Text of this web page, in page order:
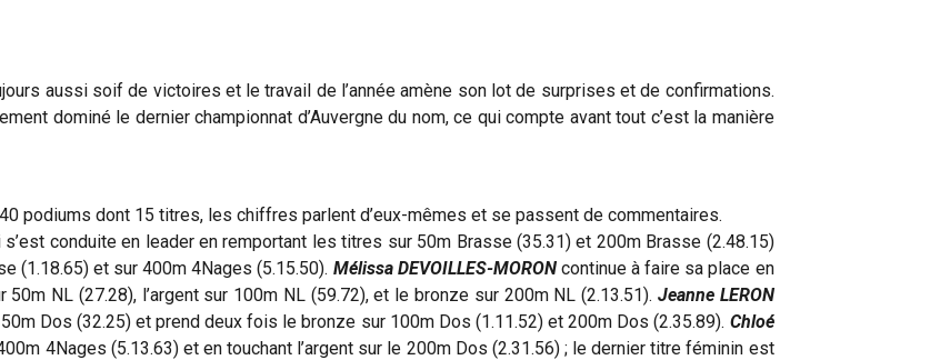
aussi soif de victoires et le travail de l’année amène son lot de surprises et de confirmations.
dominé le dernier championnat d’Auvergne du nom, ce qui compte avant tout c’est la manière
podiums dont 15 titres, les chiffres parlent d’eux-mêmes et se passent de commentaires.
s’est conduite en leader en remportant les titres sur 50m Brasse (35.31) et 200m Brasse (2.48.15)
(1.18.65) et sur 400m 4Nages (5.15.50). Mélissa DEVOILLES-MORONcontinue à faire sa place en
NL (27.28), l’argent sur 100m NL (59.72), et le bronze sur 200m NL (2.13.51). Jeanne LERON
Dos (32.25) et prend deux fois le bronze sur 100m Dos (1.11.52) et 200m Dos (2.35.89). Chloé
4Nages (5.13.63) et en touchant l’argent sur le 200m Dos (2.31.56) ; le dernier titre féminin est